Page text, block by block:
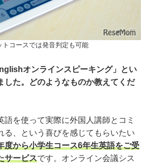
トコースでは発音判定も可能
オンラインスピーキング」とい
した。どのようなものか教えてくだ
を使って実際に外国人講師とコミ
る、という喜びを感じてもらいたい
度から小学生コース6年生英語をご受
サービスです。オンライン会議シス